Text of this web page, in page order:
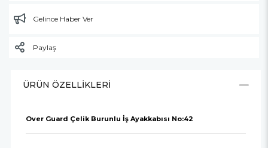
Gelince Haber Ver
Paylaş
ÜRÜN ÖZELLIKLERI
Over Guard Çelik Burunlu İş Ayakkabısı No:42